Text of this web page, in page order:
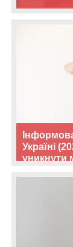
Україні
уникнути